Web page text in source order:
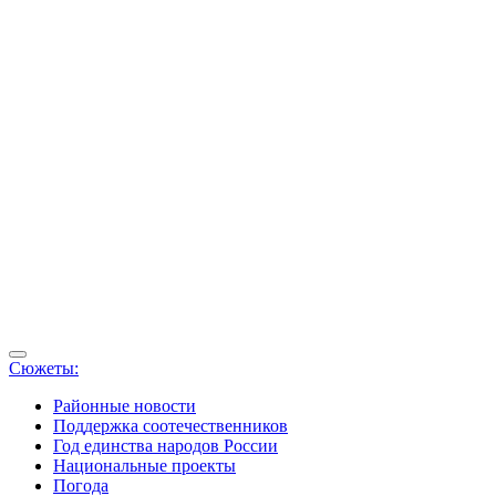
Сюжеты:
Районные новости
Поддержка соотечественников
Год единства народов России
Национальные проекты
Погода